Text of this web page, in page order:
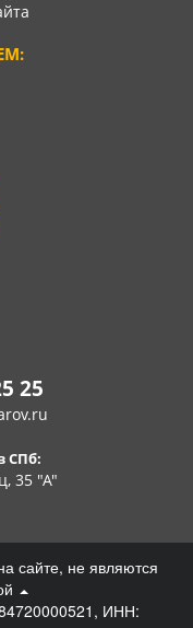
25
СПб:
35 "А"
сайте, не являются
ИНН: